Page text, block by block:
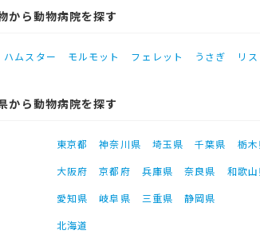
から動物病院を探す
ハムスター モルモット フェレット うさぎ リス
から動物病院を探す
東京都 神奈川県 埼玉県 千葉県 栃
大阪府 京都府 兵庫県 奈良県 和歌山
愛知県 岐阜県 三重県
静岡県
北海道